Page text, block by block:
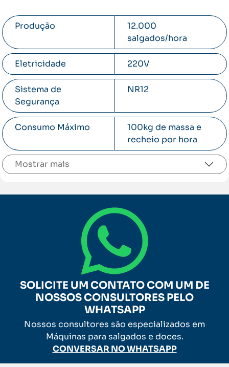
Produção
12.000
salgados/hora
Eletricidade 220V
Sistema de
Segurança
NR12
Consumo Máximo
100kg de massa e
recheio por hora
Mostrar
SOLICITE UM CONTATO COM UM DE
NOSSOS CONSULTORES PELO
WHATSAPP
Nossos consultores são especializados em
Máquinas para salgados e doces.
CONVERSAR NO WHATSAPP